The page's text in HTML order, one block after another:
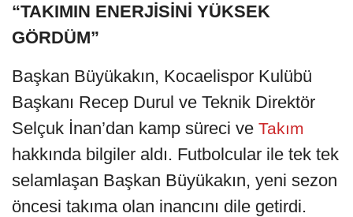
“TAKIMIN ENERJİSİNİ YÜKSEK
GÖRDÜM”
Başkan Büyükakın, Kocaelispor Kulübü
Başkanı Recep Durul ve Teknik Direktör
Selçuk İnan’dan kamp süreci ve Takım
hakkında bilgiler aldı. Futbolcular ile tek tek
selamlaşan Başkan Büyükakın, yeni sezon
öncesi takıma olan inancını dile getirdi.